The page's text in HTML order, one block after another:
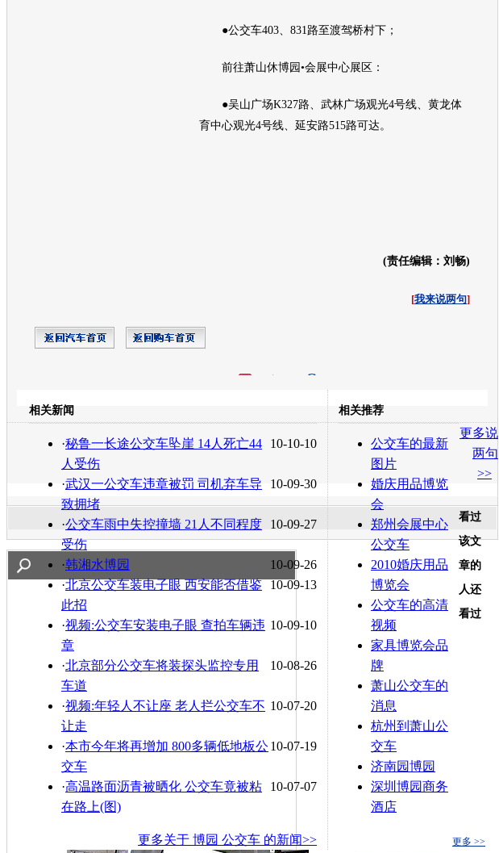
●公交车403、831路至渡驾桥村下；
前往萧山休博园•会展中心展区：
●吴山广场K327路、武林广场观光4号线、黄龙体
育中心观光4号线、延安路515路可达。
(责任编辑：刘畅)
[我来说两句]
转发至： 白社会 百度i贴吧
相关新闻
10-10-10
·秘鲁一长途公交车坠崖 14人死亡44
人受伤
10-09-30
·武汉一公交车违章被罚 司机弃车导
致拥堵
10-09-27
·公交车雨中失控撞墙 21人不同程度
受伤
10-09-26
·韩湘水博园
10-09-13
·北京公交车装电子眼 西安能否借鉴
此招
10-09-10
·视频:公交车安装电子眼 查拍车辆违
章
10-08-26
·北京部分公交车将装探头监控专用
车道
10-07-20
·视频:年轻人不让座 老人拦公交车不
让走
10-07-19
·本市今年将再增加 800多辆低地板公
交车
10-07-07
·高温路面沥青被晒化 公交车竟被粘
在路上(图)
更多关于 博园 公交车 的新闻>>
相关推荐
公交车的最新
图片
婚庆用品博览
会
郑州会展中心
公交车
2010婚庆用品
博览会
公交车的高清
视频
家具博览会品
牌
萧山公交车的
消息
杭州到萧山公
交车
济南园博园
深圳博园商务
酒店
更多说
两句
>>
更多 >>
看过
该文
章的
人还
看过